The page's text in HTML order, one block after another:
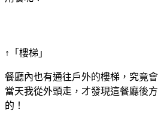
↑「樓梯」
餐廳內也有通往戶外的樓梯，究竟
當天我從外頭走，才發現這餐廳後
的！